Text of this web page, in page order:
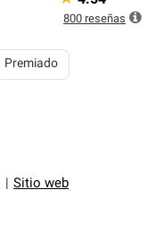
Sitio web
Premiado
800 reseñas